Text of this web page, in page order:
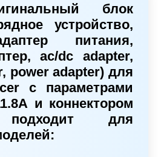
блок
устройство,
питания,
ac/dc adapter,
power adapter) для
с параметрами
и коннектором
подходит для